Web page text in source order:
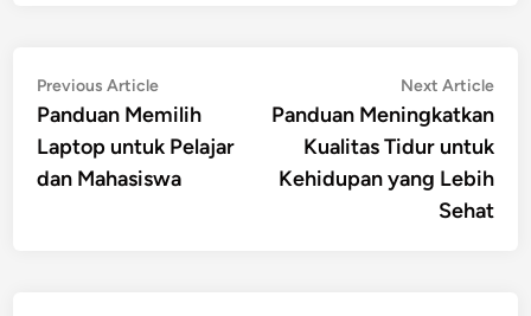
Post
navigation
Previous ArticlePrevious
article:
Panduan Memilih
Laptop untuk Pelajar
dan Mahasiswa
Next Article
Panduan Meningkatkan
Kualitas Tidur untuk
Kehidupan yang Lebih
Sehat